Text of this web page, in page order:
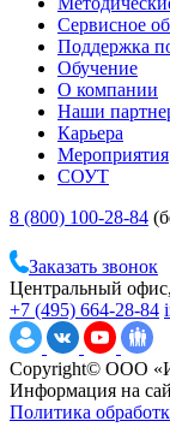
Сервисное
Поддержка
Обучение
О компании
Наши
Карьера
Мероприятия
СОУТ
8 (800) 100-28-84
Заказать звонок
Центральный
+7 (495) 664-28-84
Copyright© ООО
Информация на
Политика